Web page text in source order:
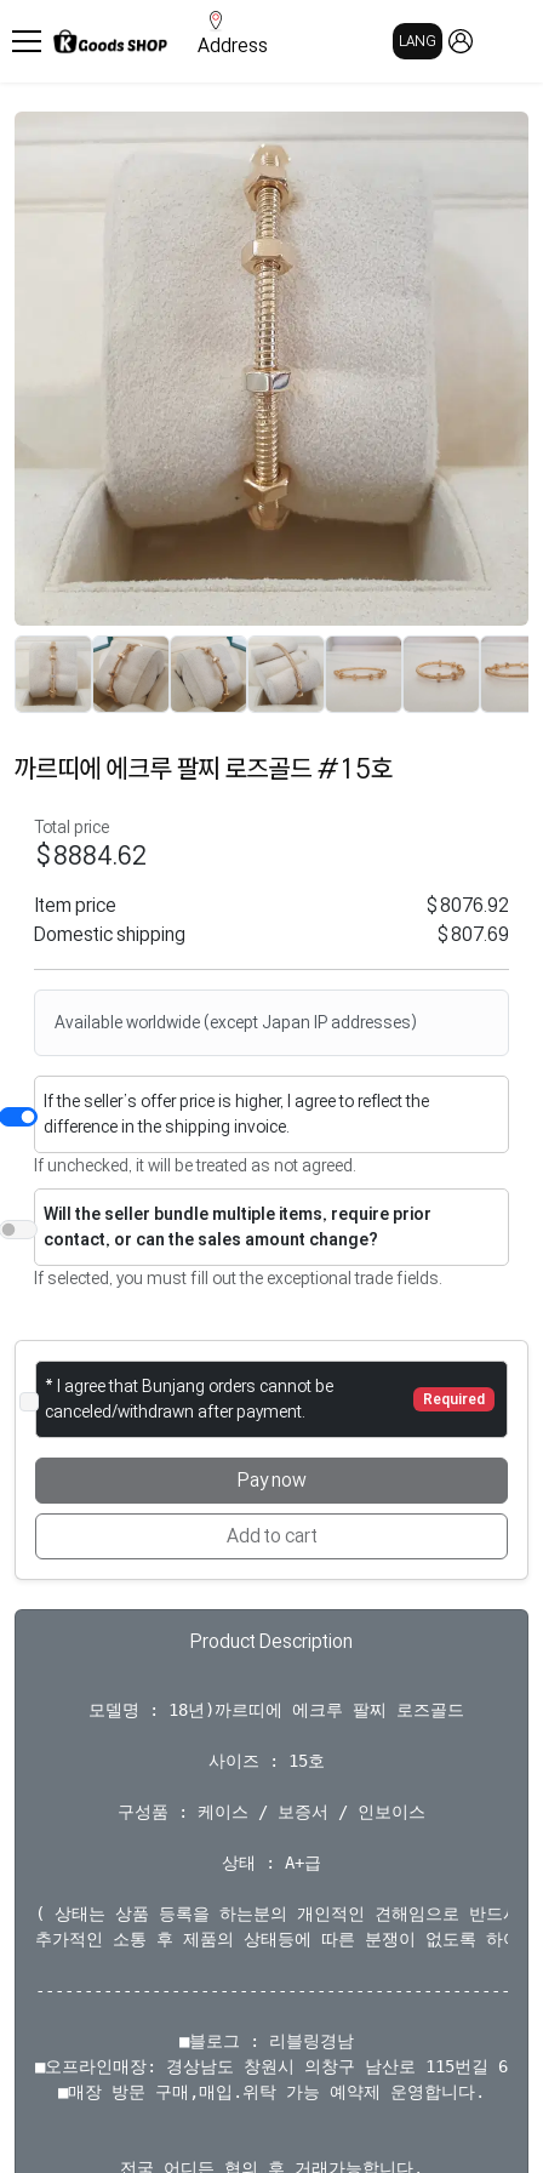
Address LANG
까르띠에 에크루 팔찌 로즈골드 #15호
Total price
$8884.62
Item price
$8076.92
Domestic shipping
$807.69
Available worldwide (except Japan IP addresses)
If the seller’s offer price is higher, I agree to reflect the
difference in the shipping invoice.
If unchecked, it will be treated as not agreed.
Will the seller bundle multiple items, require prior
contact, or can the sales amount change?
If selected, you must fill out the exceptional trade fields.
* I agree that Bunjang orders cannot be
canceled/withdrawn after payment.
Required
Pay now
Add to cart
Product Description
  모델명 : 18년)까르띠에 에크루 팔찌 로즈골드
사이즈 : 15호
구성품 : 케이스 / 보증서 / 인보이스
상태 : A+급
( 상태는 상품 등록을 하는분의 개인적인 견해임으로 반드시
추가적인 소통 후 제품의 상태등에 따른 분쟁이 없도록 하여
■블로그 : 리블링경남
■오프라인매장: 경상남도 창원시 의창구 남산로 115번길 61
■매장 방문 구매,매입.위탁 가능 예약제 운영합니다.
전국 어디든 협의 후 거래가능합니다.